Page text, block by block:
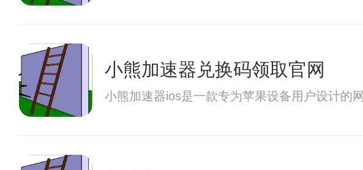
小熊加速器兑换码领取官网
小熊加速器ios是一款专为苹果设备用户设计的